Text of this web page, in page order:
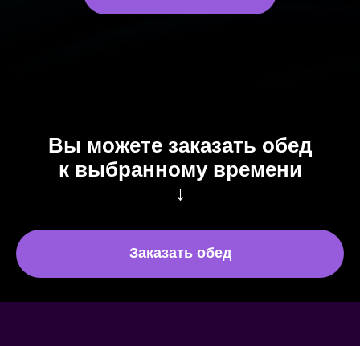
Вы можете заказать обед
к выбранному времени
↓
Заказать обед